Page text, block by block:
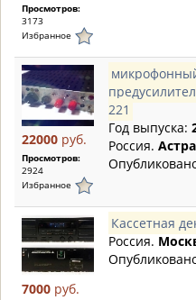
Просмотров:
3173
Избранное
22000 руб.
Просмотров:
2924
Избранное
221
Год выпуска:
Россия.
7000 руб.
Кассетная
Россия.